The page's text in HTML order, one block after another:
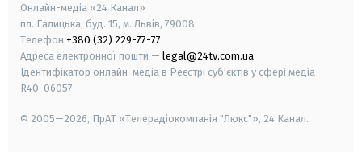
Онлайн-медіа «24 Канал»
пл. Галицька, буд. 15, м. Львів, 79008
Телефон +380 (32) 229-77-77
Адреса електронної пошти — legal@24tv.com.ua
Ідентифікатор онлайн-медіа в Реєстрі суб'єктів у сфері медіа —
R40-06057
© 2005—2026, ПрАТ «Телерадіокомпанія "Люкс"», 24 Канал.